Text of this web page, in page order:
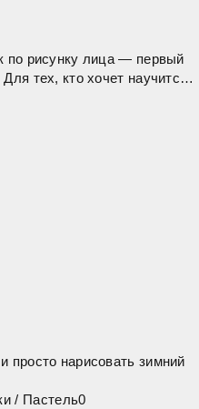
по рисунку лица — первый
тех, кто хочет научится
просто нарисовать зимний
/ Пастель0